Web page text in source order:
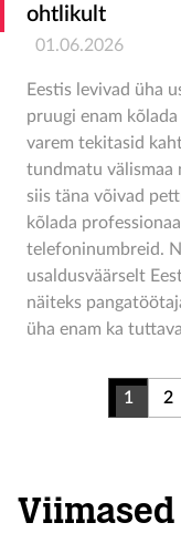
ohtlikult
01.06.2026
Eestis levivad üha
pruugi enam
varem tekitasid
tundmatu välismaa
siis täna võivad
kõlada
telefoninumbreid.
usaldusväärselt
näiteks
üha enam ka
1 2